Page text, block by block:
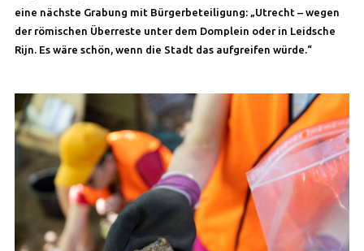
eine nächste Grabung mit Bürgerbeteiligung: „Utrecht – wegen
der römischen Überreste unter dem Domplein oder in Leidsche
Rijn. Es wäre schön, wenn die Stadt das aufgreifen würde.“